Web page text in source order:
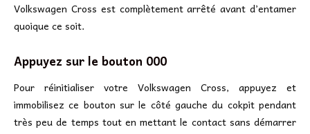
Volkswagen Cross est complètement arrêté avant d’entamer
quoique ce soit.
Appuyez sur le bouton 000
Pour réinitialiser votre Volkswagen Cross, appuyez et
immobilisez ce bouton sur le côté gauche du cokpit pendant
très peu de temps tout en mettant le contact sans démarrer